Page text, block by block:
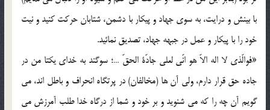
با بينش و درايت، به سوي جهاد و پيکار با دشمن، شتابان حرکت کنيد و نيت
خود را با پيکار و عمل در جبهه جهاد، تصديق نمائيد.
«فوالّذي لا اله الاّ هو انّي لعلي جادّة الحقّ …؛ سوگند به خداي يکتا من در
جاده حق قرار دارم، ولي آن ها (مخالفان) در پرتگاه انحراف و باطل اند، مي
گويم آن چه را که مي شنويد و بر خود و شما از درگاه خدا طلب آمرزش مي